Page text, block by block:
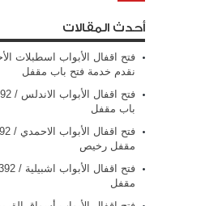
أحدث المقالات
نقدم خدمة فتح باب مقفل
باب مقفل
مقفل رخيص
مقفل